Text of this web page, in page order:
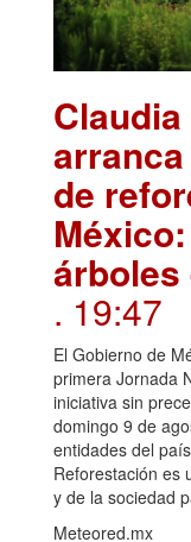
de
árboles
. 19:47
El Gobierno de
primera Jornada
iniciativa sin
domingo 9 de
entidades del
Reforestación es
y de la sociedad
Meteored.mx